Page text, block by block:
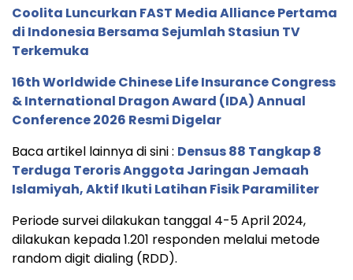
Coolita Luncurkan FAST Media Alliance Pertama
di Indonesia Bersama Sejumlah Stasiun TV
Terkemuka
16th Worldwide Chinese Life Insurance Congress
& International Dragon Award (IDA) Annual
Conference 2026 Resmi Digelar
Baca artikel lainnya di sini : Densus 88 Tangkap 8
Terduga Teroris Anggota Jaringan Jemaah
Islamiyah, Aktif Ikuti Latihan Fisik Paramiliter
Periode survei dilakukan tanggal 4-5 April 2024,
dilakukan kepada 1.201 responden melalui metode
random digit dialing (RDD).